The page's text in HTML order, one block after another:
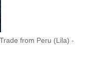
from Peru (Lila) -